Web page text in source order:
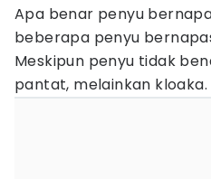
Apa benar penyu
beberapa penyu
Meskipun penyu tidak
pantat, melainkan kloaka.